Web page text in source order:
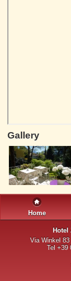
Gallery
Home
Hotel
Via Winkel
Tel +39